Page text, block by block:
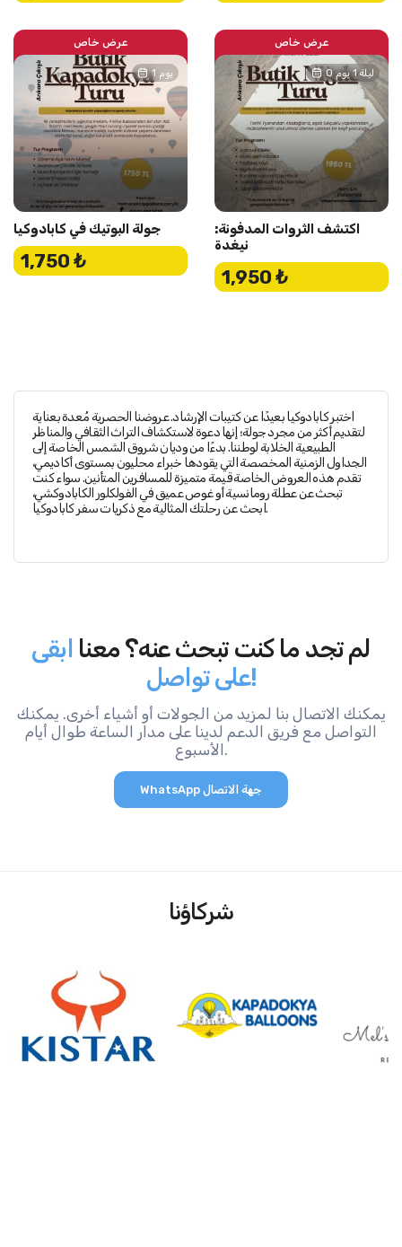
عرض خاص
1 يوم
جولة البوتيك في كابادوكيا
1,750 ₺
عرض خاص
0 ليلة 1 يوم
اكتشف الثروات المدفونة:
نيغدة
1,950 ₺
اختبر كابادوكيا بعيدًا عن كتيبات الإرشاد. عروضنا الحصرية مُعدة بعناية
لتقديم أكثر من مجرد جولة؛ إنها دعوة لاستكشاف التراث الثقافي والمناظر
الطبيعية الخلابة لوطننا. بدءًا من وديان شروق الشمس الخاصة إلى
الجداول الزمنية المخصصة التي يقودها خبراء محليون بمستوى أكاديمي،
تقدم هذه العروض الخاصة قيمة متميزة للمسافرين المتأنين. سواء كنت
تبحث عن عطلة رومانسية أو غوص عميق في الفولكلور الكابادوكشي،
ابحث عن رحلتك المثالية مع ذكريات سفر كابادوكيا.
لم تجد ما كنت تبحث عنه؟ معنا ابقى
على تواصل!
يمكنك الاتصال بنا لمزيد من الجولات أو أشياء أخرى. يمكنك
التواصل مع فريق الدعم لدينا على مدار الساعة طوال أيام
الأسبوع.
WhatsApp جهة الاتصال
شركاؤنا